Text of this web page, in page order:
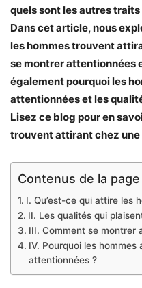
quels sont les autres
Dans cet article, nous
les hommes trouvent
se montrer attentionnées
également pourquoi les
attentionnées et les
Lisez ce blog pour en
trouvent attirant chez une
Contenus de la page
I. Qu’est-ce qui attire les
II. Les qualités qui
III. Comment se montrer
IV. Pourquoi les hommes
attentionnées ?